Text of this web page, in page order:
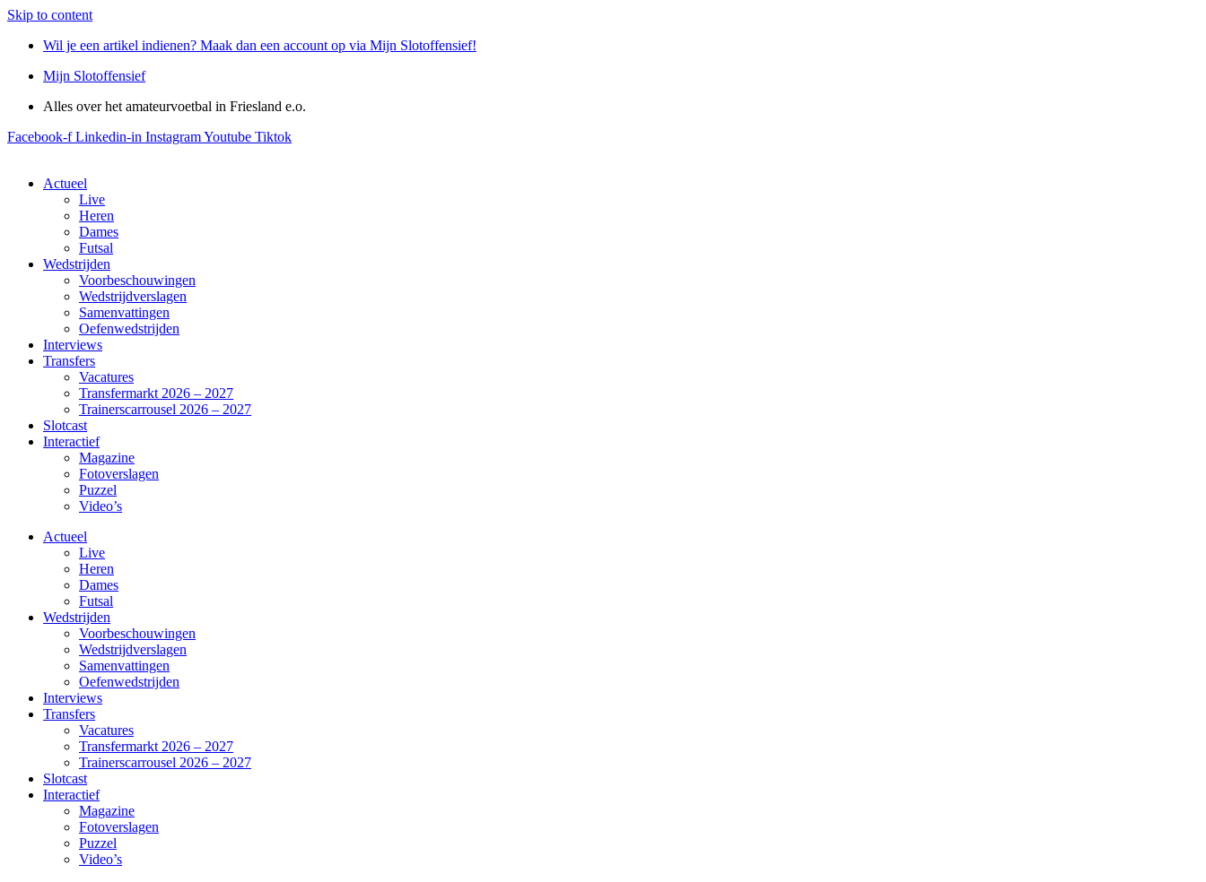
Skip to content
Wil je een artikel indienen? Maak dan een account op via Mijn Slotoffensief!
Mijn Slotoffensief
Alles over het amateurvoetbal in Friesland e.o.
Facebook-f Linkedin-in InstagramYoutube Tiktok
Actueel
Live
Heren
Dames
Futsal
Wedstrijden
Voorbeschouwingen
Wedstrijdverslagen
Samenvattingen
Oefenwedstrijden
Interviews
Transfers
Vacatures
Transfermarkt 2026 – 2027
Trainerscarrousel 2026 – 2027
Slotcast
Interactief
Magazine
Fotoverslagen
Puzzel
Video’s
Actueel
Live
Heren
Dames
Futsal
Wedstrijden
Voorbeschouwingen
Wedstrijdverslagen
Samenvattingen
Oefenwedstrijden
Interviews
Transfers
Vacatures
Transfermarkt 2026 – 2027
Trainerscarrousel 2026 – 2027
Slotcast
Interactief
Magazine
Fotoverslagen
Puzzel
Video’s